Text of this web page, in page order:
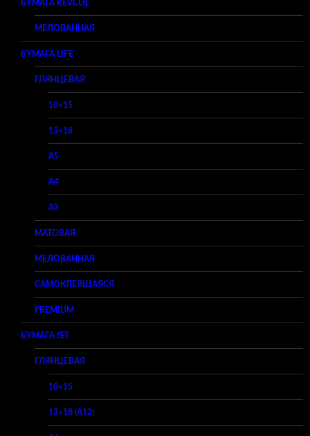
БУМАГА REVCOL
МЕЛОВАННАЯ
БУМАГА LIFE
ГЛЯНЦЕВАЯ
10×15
13×18
A5
A4
A3
МАТОВАЯ
МЕЛОВАННАЯ
САМОКЛЕЯЩАЯСЯ
PREMIUM
БУМАГА IST
ГЛЯНЦЕВАЯ
10×15
13×18 (A12)